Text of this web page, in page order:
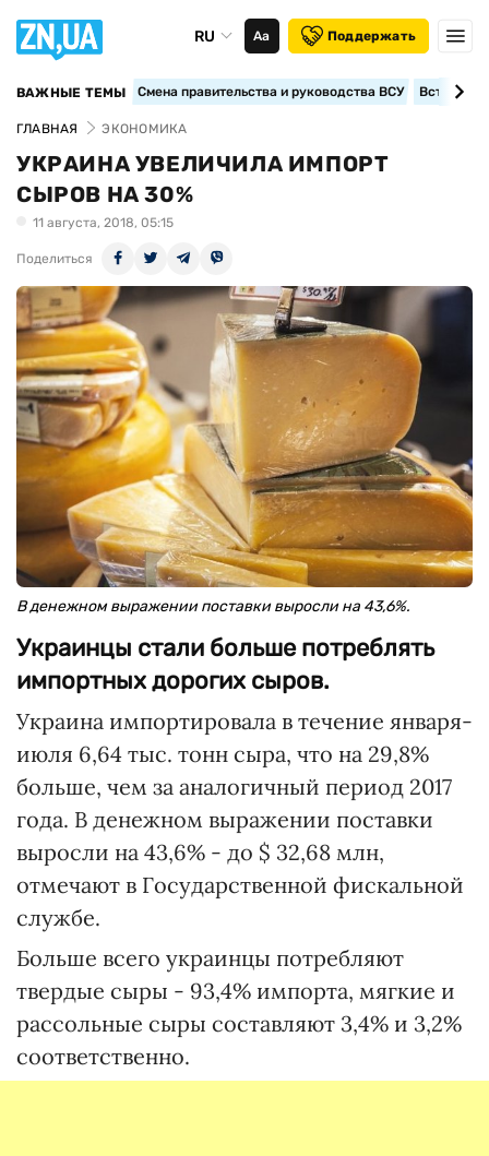
RU Аа Поддержать
ВАЖНЫЕ ТЕМЫ Смена правительства и руководства ВСУ
ГЛАВНАЯ ЭКОНОМИКА
УКРАИНА УВЕЛИЧИЛА ИМПОРТ
СЫРОВ НА 30%
11 августа, 2018, 05:15
Поделиться
В денежном выражении поставки выросли на 43,6%.
Украинцы стали больше потреблять
импортных дорогих сыров.
Украина импортировала в течение января-
июля 6,64 тыс. тонн сыра, что на 29,8%
больше, чем за аналогичный период 2017
года. В денежном выражении поставки
выросли на 43,6% - до $ 32,68 млн,
отмечают в Государственной фискальной
службе.
Больше всего украинцы потребляют
твердые сыры - 93,4% импорта, мягкие и
рассольные сыры составляют 3,4% и 3,2%
соответственно.